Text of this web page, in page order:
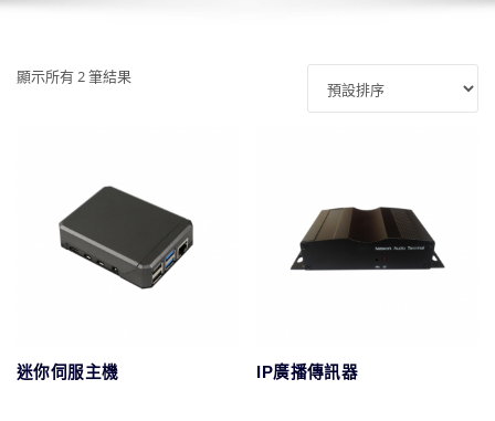
顯示所有 2 筆結果
迷你伺服主機 IP廣播傳訊器